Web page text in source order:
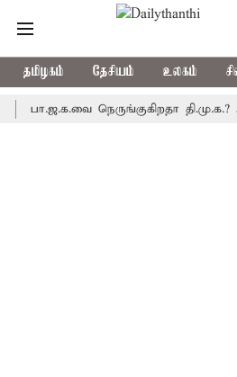
தமிழகம் தேசியம் உலகம்
நெருங்குகிறதா தி.மு.க.?